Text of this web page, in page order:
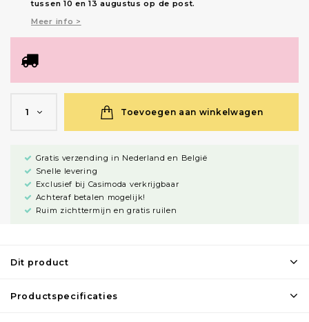
tussen 10 en 13 augustus op de post.
Meer info >
1 Toevoegen aan winkelwagen
Gratis verzending in Nederland en België
Snelle levering
Exclusief bij Casimoda verkrijgbaar
Achteraf betalen mogelijk!
Ruim zichttermijn en gratis ruilen
Dit product
Productspecificaties